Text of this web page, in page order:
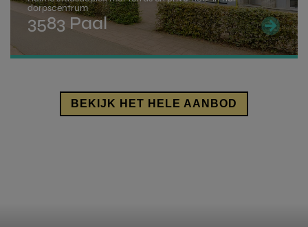
Als je voldoet aan deze voorwaarden kan je
aanspraak maken op een rechtenvermindering
indien de aankoopprijs van je woning niet hoger ligt
Een volledig overzicht kan je vinden op de
dorpscentrum
3583 Paal
BEKIJK HET HELE AANBOD